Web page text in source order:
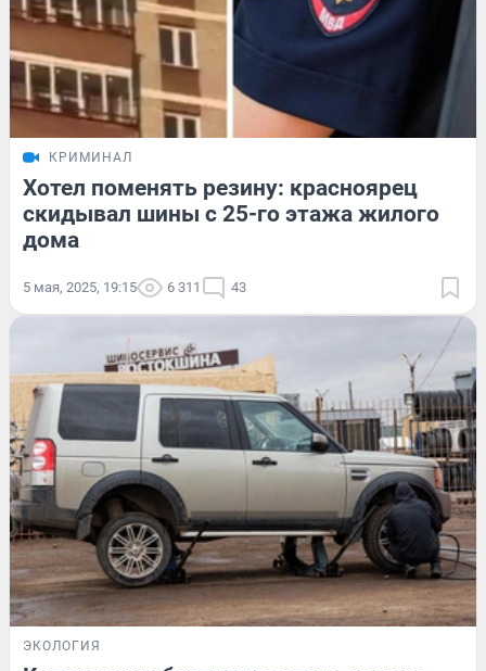
КРИМИНАЛ
Хотел поменять резину: красноярец
скидывал шины с 25-го этажа жилого
дома
5 мая, 2025, 19:15 6 311 43
ЭКОЛОГИЯ